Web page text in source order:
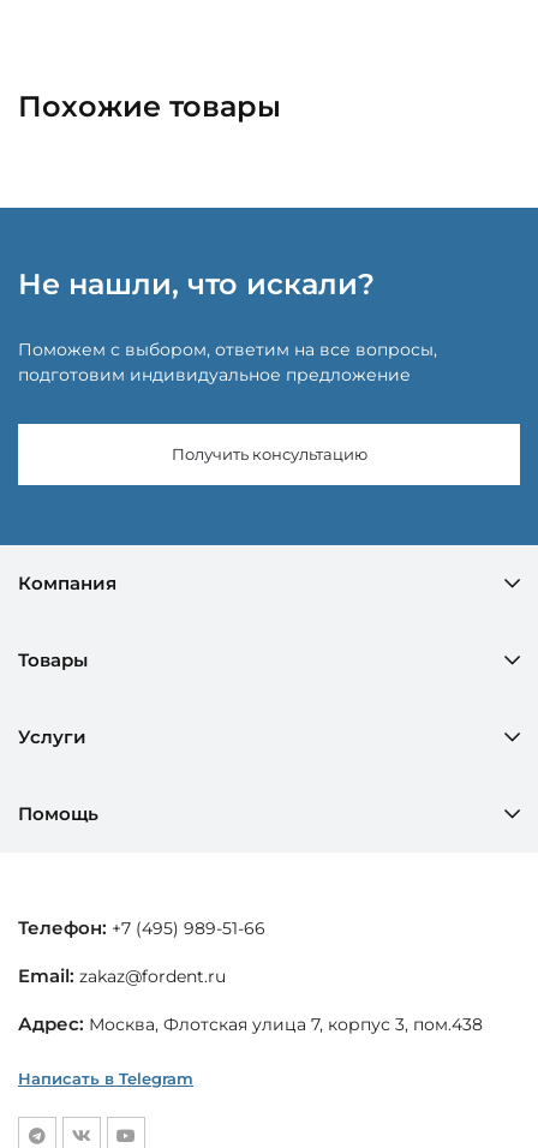
Похожие товары
Не нашли, что искали?
Поможем с выбором, ответим на все вопросы,
подготовим индивидуальное предложение
Получить консультацию
Компания
Товары
Услуги
Помощь
Телефон: +7 (495) 989-51-66
Email: zakaz@fordent.ru
Адрес: Москва, Флотская улица 7, корпус 3, пом.438
Написать в Telegram